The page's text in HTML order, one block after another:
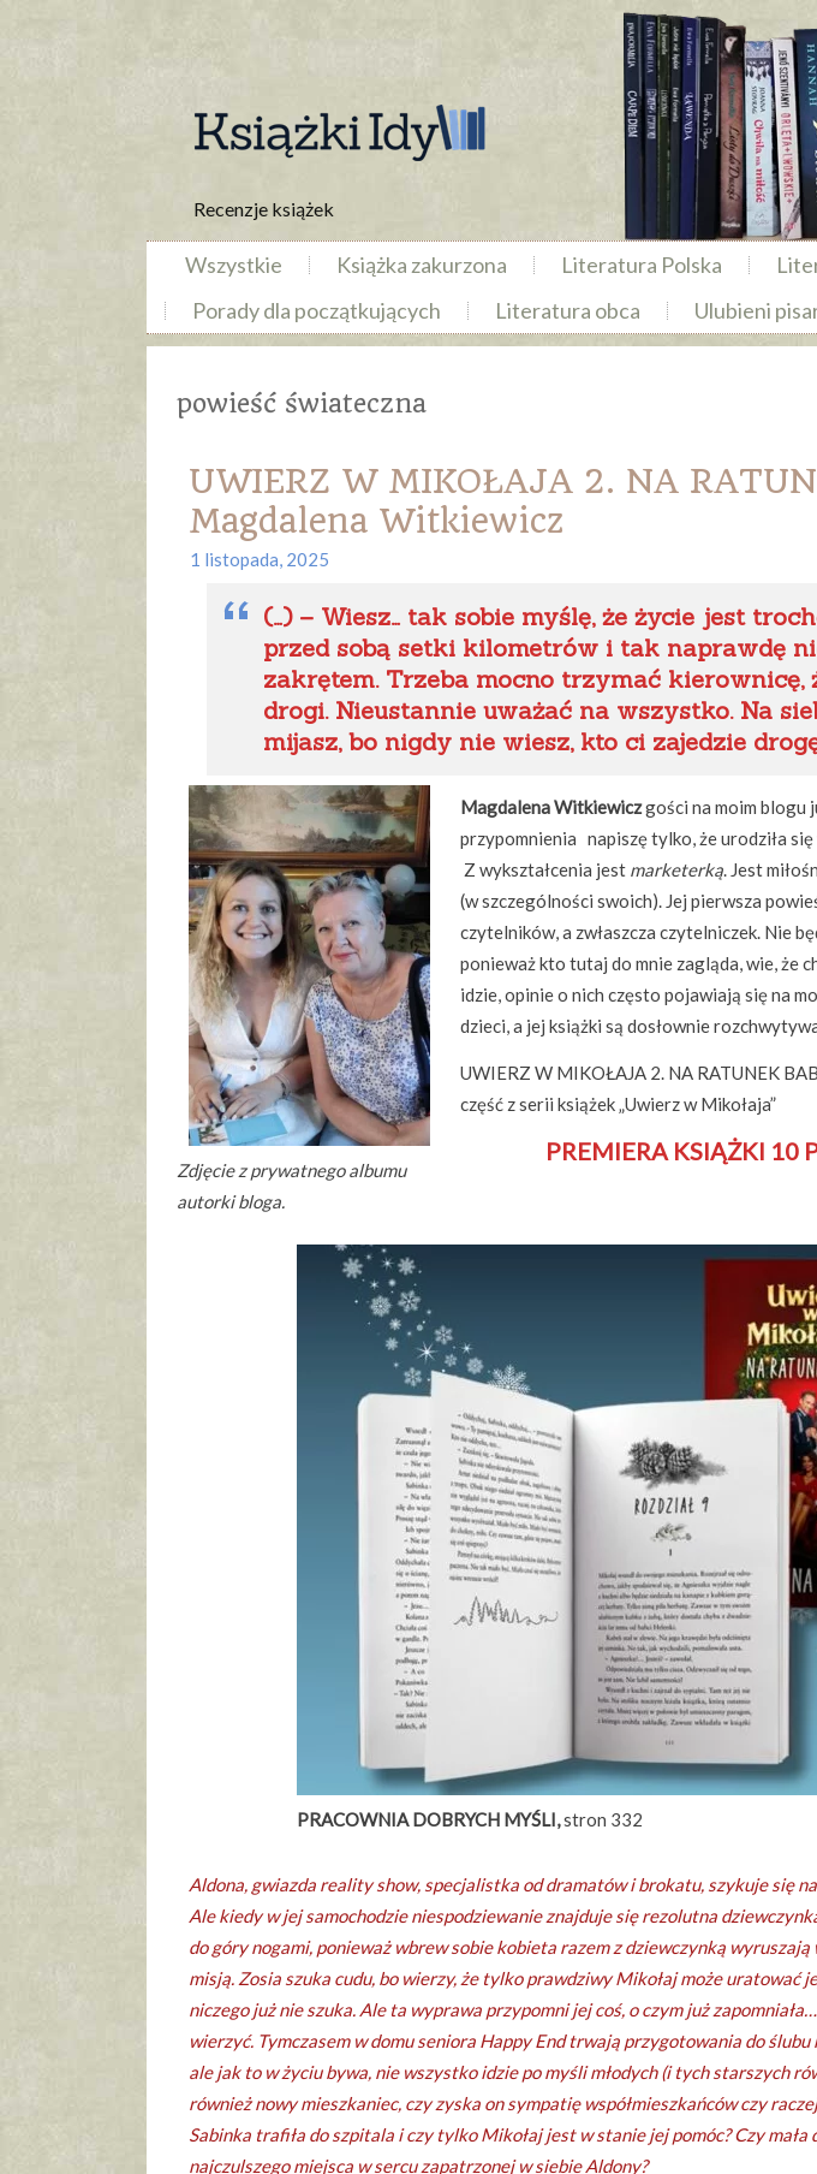
Recenzje książek
Wszystkie Książka zakurzona Literatura Polska
Porady dla początkujących
Literatura obca Ulubieni
powieść świateczna
UWIERZ W MIKOŁAJA 2. NA
Magdalena Witkiewicz
1 listopada, 2025
(…) – Wiesz… tak sobie myślę, że życie jest
przed sobą setki kilometrów i tak naprawdę
zakrętem. Trzeba mocno trzymać kierownicę,
drogi. Nieustannie uważać na wszystko. Na
mijasz, bo nigdy nie wiesz, kto ci zajedzie
Zdjęcie z prywatnego albumu
autorki bloga.
Magdalena Witkiewiczgości na moim blogu
przypomnienia napiszę tylko, że urodziła
Z wykształcenia jest marketerką. Jest
(w szczególności swoich). Jej pierwsza
czytelników, a zwłaszcza czytelniczek. Nie
ponieważ kto tutaj do mnie zagląda, wie, że
idzie, opinie o nich często pojawiają się na
dzieci, a jej książki są dosłownie
UWIERZ W MIKOŁAJA 2. NA RATUNEK
część z serii książek „Uwierz w Mikołaja”
PREMIERA KSIĄŻKI 10
PRACOWNIA DOBRYCH MYŚLI,stron 332
Aldona, gwiazda reality show, specjalistka od dramatów i brokatu, szykuje się
Ale kiedy w jej samochodzie niespodziewanie znajduje się rezolutna
do góry nogami, ponieważ wbrew sobie kobieta razem z dziewczynką wyruszają
misją. Zosia szuka cudu, bo wierzy, że tylko prawdziwy Mikołaj może uratować
niczego już nie szuka. Ale ta wyprawa przypomni jej coś, o czym już
wierzyć. Tymczasem w domu seniora Happy End trwają przygotowania do
ale jak to w życiu bywa, nie wszystko idzie po myśli młodych (i tych starszych
również nowy mieszkaniec, czy zyska on sympatię współmieszkańców czy
Sabinka trafiła do szpitala i czy tylko Mikołaj jest w stanie jej pomóc? Czy
najczulszego miejsca w sercu zapatrzonej w siebie Aldony?